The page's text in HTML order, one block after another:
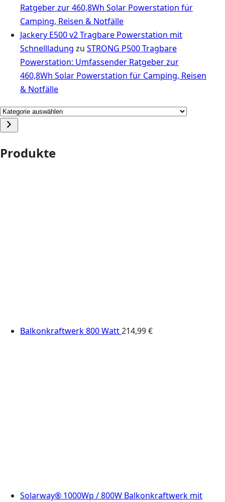
Ratgeber zur 460,8Wh Solar Powerstation für
Camping, Reisen & Notfälle
Jackery E500 v2 Tragbare Powerstation mit
Schnellladung zu STRONG P500 Tragbare
Powerstation: Umfassender Ratgeber zur
460,8Wh Solar Powerstation für Camping, Reisen
& Notfälle
Kategorie
auswählen
Produkte
Balkonkraftwerk 800 Watt214,99€
Solarway® 1000Wp / 800W Balkonkraftwerk mit